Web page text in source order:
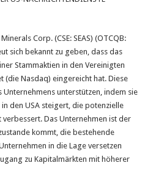
Corp. (CSE: SEAS) (OTCQB:
sich bekannt zu geben, dass das
Stammaktien in den Vereinigten
(die Nasdaq) eingereicht hat. Diese
unterstützen, indem sie
den USA steigert, die potenzielle
Das Unternehmen ist der
kommt, die bestehende
in die Lage versetzen
zu Kapitalmärkten mit höherer